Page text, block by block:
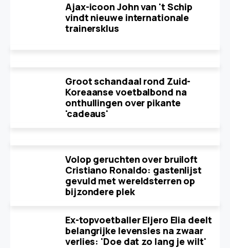
Ajax-icoon John van 't Schip
vindt nieuwe internationale
trainersklus
Groot schandaal rond Zuid-
Koreaanse voetbalbond na
onthullingen over pikante
'cadeaus'
Volop geruchten over bruiloft
Cristiano Ronaldo: gastenlijst
gevuld met wereldsterren op
bijzondere plek
Ex-topvoetballer Eljero Elia deelt
belangrijke levensles na zwaar
verlies: 'Doe dat zo lang je wilt'